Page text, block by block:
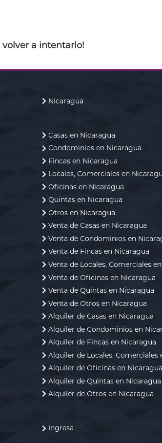
volver a intentarlo!
Nicaragua
Casas en Nicaragua
Condominios en Nicaragua
Fincas en Nicaragua
Locales, Comerciales en
Oficinas en Nicaragua
Quintas en Nicaragua
Otros en Nicaragua
Venta de Casas en Nicaragua
Venta de Condominios en
Venta de Fincas en Nicaragua
Venta de Locales, Comerciales
Venta de Oficinas en Nicaragua
Venta de Quintas en Nicaragua
Venta de Otros en Nicaragua
Alquiler de Casas en Nicaragua
Alquiler de Condominios en
Alquiler de Fincas en Nicaragua
Alquiler de Locales, Comerciales
Alquiler de Oficinas en Nicaragua
Alquiler de Quintas en Nicaragua
Alquiler de Otros en Nicaragua
Ingresa